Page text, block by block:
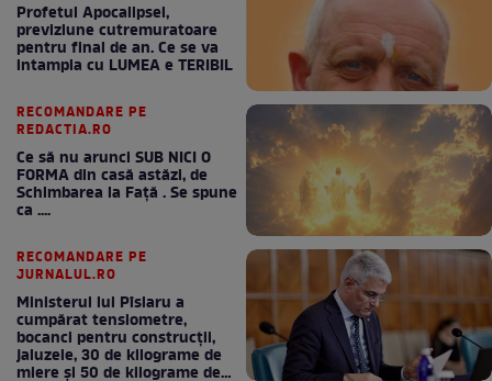
Profetul Apocalipsei,
previziune cutremuratoare
pentru final de an. Ce se va
intampla cu LUMEA e TERIBIL
RECOMANDARE PE
REDACTIA.RO
Ce să nu arunci SUB NICI O
FORMA din casă astăzi, de
Schimbarea la Față . Se spune
ca ....
RECOMANDARE PE
JURNALUL.RO
Ministerul lui Pîslaru a
cumpărat tensiometre,
bocanci pentru construcții,
jaluzele, 30 de kilograme de
miere și 50 de kilograme de